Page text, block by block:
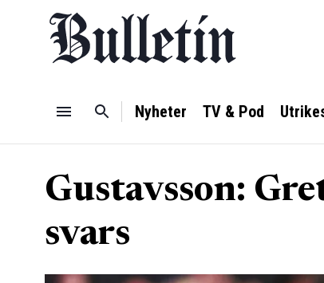
Nyheter TV & Pod
Gustavsson:
svars